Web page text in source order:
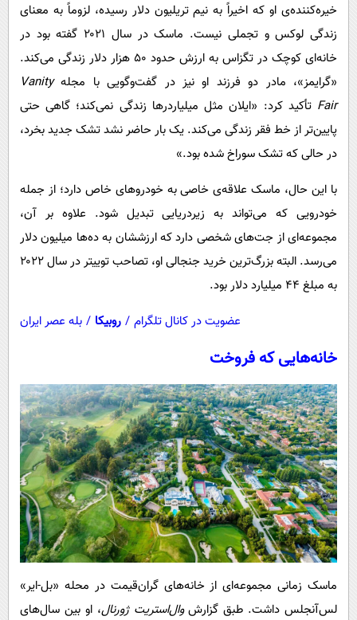
حیات وحش
سیاست خارجی
خیره‌کننده‌ی او که اخیراً به نیم تریلیون دلار رسیده، لزوماً به معنای
زندگی لوکس و تجملی نیست. ماسک در سال ۲۰۲۱ گفته بود در
خانه‌ای کوچک در تگزاس به ارزش حدود ۵۰ هزار دلار زندگی می‌کند.
«گرایمز»، مادر دو فرزند او نیز در گفت‌وگویی با مجلهVanity
Fair تأکید کرد: «ایلان مثل میلیاردرها زندگی نمی‌کند؛ گاهی حتی
پایین‌تر از خط فقر زندگی می‌کند. یک بار حاضر نشد تشک جدید بخرد،
در حالی که تشک سوراخ شده بود.»
با این حال، ماسک علاقه‌ی خاصی به خودروهای خاص دارد؛ از جمله
خودرویی که می‌تواند به زیردریایی تبدیل شود. علاوه بر آن،
مجموعه‌ای از جت‌های شخصی دارد که ارزششان به ده‌ها میلیون دلار
می‌رسد. البته بزرگ‌ترین خرید جنجالی او، تصاحب توییتر در سال ۲۰۲۲
به مبلغ ۴۴ میلیارد دلار بود.
عضویت در کانال تلگرام / روبیکا / بله عصر ایران
خانه‌هایی که فروخت
ماسک زمانی مجموعه‌ای از خانه‌های گران‌قیمت در محله «بل-ایر»
لس‌آنجلس داشت. طبق گزارشوال‌استریت ژورنال، او بین سال‌های